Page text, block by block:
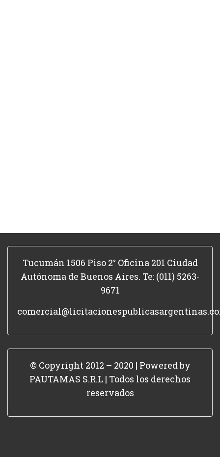
Tucumán 1506 Piso 2° Oficina 201 Ciudad
Autónoma de Buenos Aires. Te: (011) 5263-
9671
© Copyright 2012 – 2020 | Powered by
PAUTAMAS S.R.L | Todos los derechos
reservados